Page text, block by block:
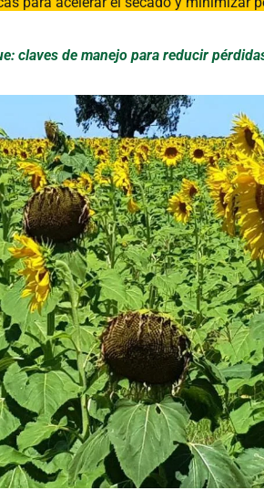
claves de manejo para reducir